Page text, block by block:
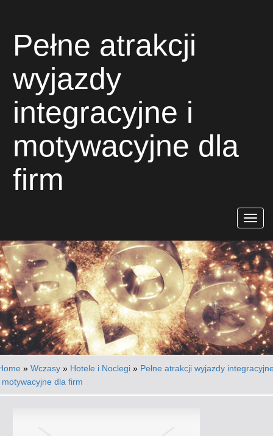
Pełne atrakcji
wyjazdy
integracyjne i
motywacyjne dla
firm
Rozwiń
» Wczasy » Hotele i Noclegi » Pełne atrakcji wyjazdy
motywacyjne dla firm